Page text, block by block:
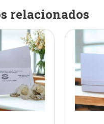
relacionados